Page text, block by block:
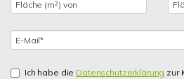
Ich habe die Datenschutzerklärung zur